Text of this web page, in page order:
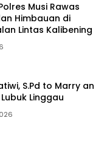
Musi Rawas
Himbauan di
Lintas Kalibening
S.Pd to Marry an
Linggau